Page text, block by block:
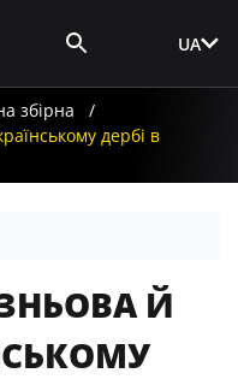
UA
збірна
дербі в
Й